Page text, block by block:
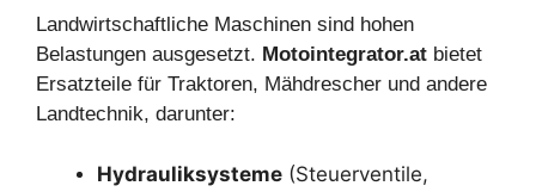
Landwirtschaftliche Maschinen sind hohen
Belastungen ausgesetzt. Motointegrator.at bietet
Ersatzteile für Traktoren, Mähdrescher und andere
Landtechnik, darunter:
Hydrauliksysteme (Steuerventile,